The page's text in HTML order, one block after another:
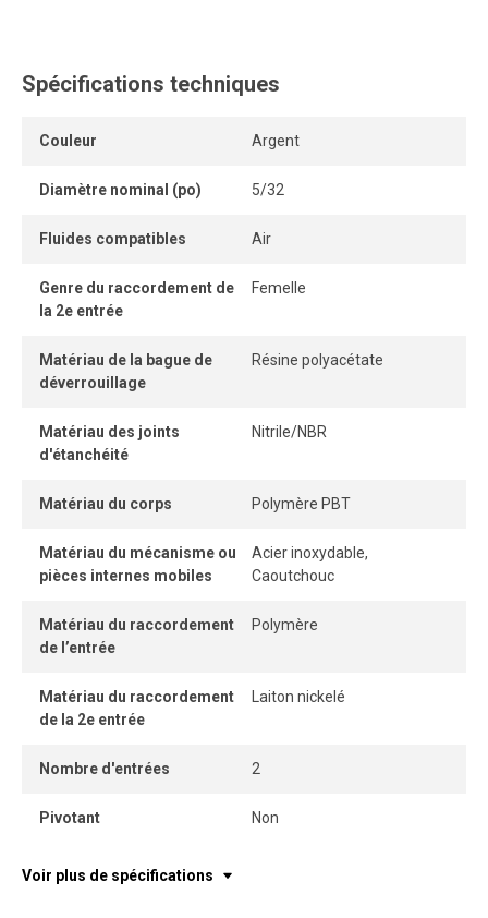
connexions et déconnexions tout en conservant un
Son anneau de dégagement permet de retirer le tube
autobloquant sans pièce détachable garantit une
demeure parfaitement étanche, même sous pression.
Spécifications techniques
Couleur Argent
Diamètre nominal (po) 5/32
Fluides compatibles Air
Genre du raccordement de
la 2e entrée
Femelle
Matériau de la bague de
déverrouillage
Résine polyacétate
Matériau des joints
d'étanchéité
Nitrile/NBR
Matériau du corps Polymère PBT
Matériau du mécanisme ou
pièces internes mobiles
Acier inoxydable,
Caoutchouc
Matériau du raccordement
de l’entrée
Polymère
Matériau du raccordement
de la 2e entrée
Laiton nickelé
Nombre d'entrées 2
Pivotant Non
Voir plus de spécifications